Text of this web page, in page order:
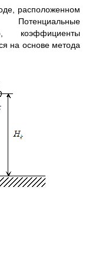
расположенном
коэффициенты
на основе метода